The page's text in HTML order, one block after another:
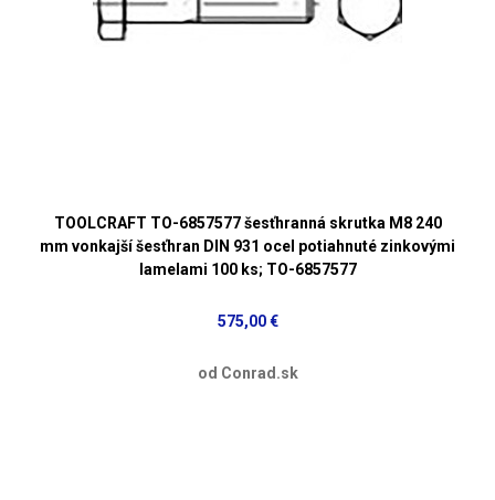
TOOLCRAFT TO-6857577 šesťhranná skrutka M8 240
mm vonkajší šesťhran DIN 931 ocel potiahnuté zinkovými
lamelami 100 ks; TO-6857577
575,00 €
od Conrad.sk